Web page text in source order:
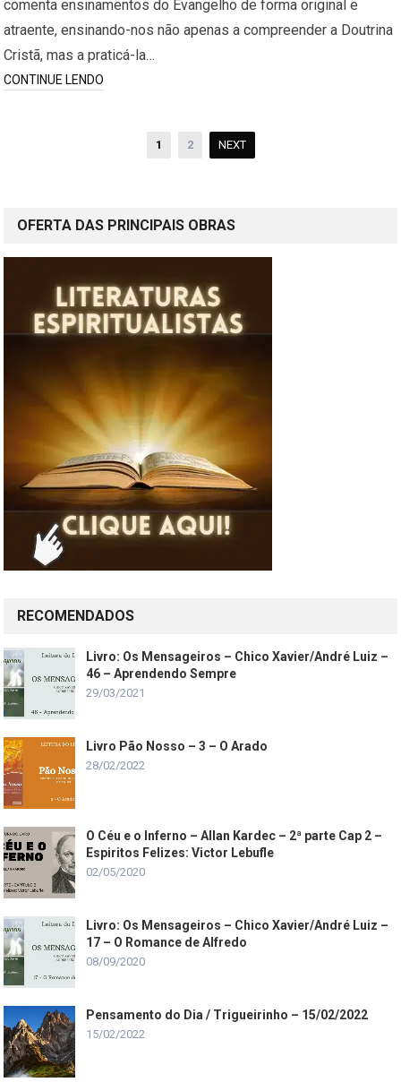
comenta ensinamentos do Evangelho de forma original e
atraente, ensinando-nos não apenas a compreender a Doutrina
Cristã, mas a praticá-la…
CONTINUE LENDO
1 2 NEXT
OFERTA DAS PRINCIPAIS OBRAS
RECOMENDADOS
Livro: Os Mensageiros – Chico Xavier/André Luiz –
46 – Aprendendo Sempre
29/03/2021
Livro Pão Nosso – 3 – O Arado
28/02/2022
O Céu e o Inferno – Allan Kardec – 2ª parte Cap 2 –
Espiritos Felizes: Victor Lebufle
02/05/2020
Livro: Os Mensageiros – Chico Xavier/André Luiz –
17 – O Romance de Alfredo
08/09/2020
Pensamento do Dia / Trigueirinho – 15/02/2022
15/02/2022